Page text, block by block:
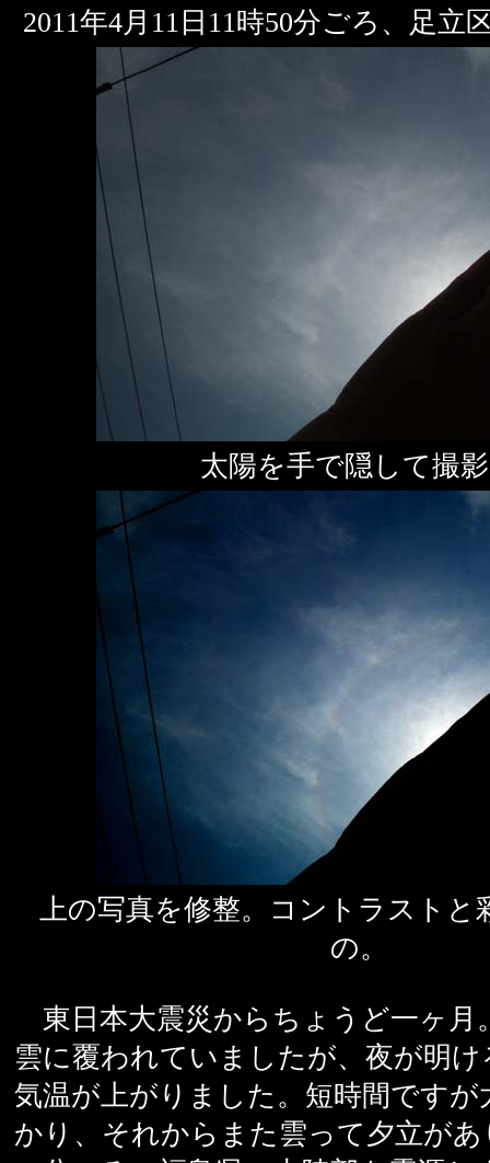
2011年4月11日11時50分ごろ、足立
太陽を手で隠して撮
上の写真を修整。コントラストと
の。
東日本大震災からちょうど一ヶ月
雲に覆われていましたが、夜が明
気温が上がりました。短時間ですが
かり、それからまた雲って夕立があ